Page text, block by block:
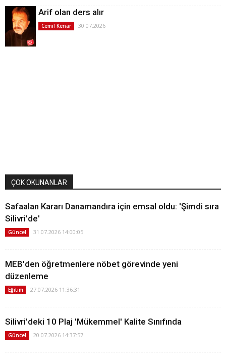
Arif olan ders alır
Cemil Kenar 30.07.2026
ÇOK OKUNANLAR
Safaalan Kararı Danamandıra için emsal oldu: 'Şimdi sıra
Silivri'de'
Güncel 31.07.2026 14:00:05
MEB'den öğretmenlere nöbet görevinde yeni
düzenleme
Eğitim 27.07.2026 11:36:31
Silivri'deki 10 Plaj 'Mükemmel' Kalite Sınıfında
Güncel 20.07.2026 14:37:57